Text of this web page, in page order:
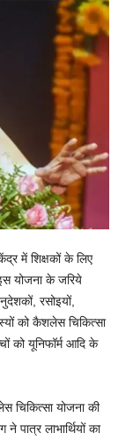
में शिक्षकों के लिए
योजना के जरिये
रसोइयों,
को कैशलेस चिकित्सा
को यूनिफॉर्म आदि के
चिकित्सा योजना की
पात्र लाभार्थियों का